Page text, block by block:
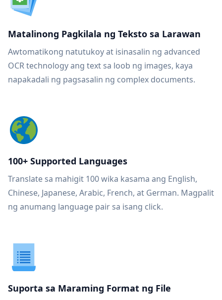
Matalinong Pagkilala ng Teksto sa Larawan
Awtomatikong natutukoy at isinasalin ng advanced
OCR technology ang text sa loob ng images, kaya
napakadali ng pagsasalin ng complex documents.
100+ Supported Languages
Translate sa mahigit 100 wika kasama ang English,
Chinese, Japanese, Arabic, French, at German. Magpalit
ng anumang language pair sa isang click.
Suporta sa Maraming Format ng File